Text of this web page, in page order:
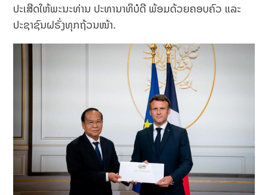
ປະເສີດໃຫ້ພະນະທ່ານ ປະທານາທິບໍດີ ພ້ອມດ້ວຍຄອບຄົວ ແລະ
ປະຊາຊົນຝຣັ່ງທຸກຖ້ວນໜ້າ.